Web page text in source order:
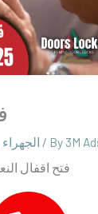
الجهراء / By ‪3M
فتح اقفال